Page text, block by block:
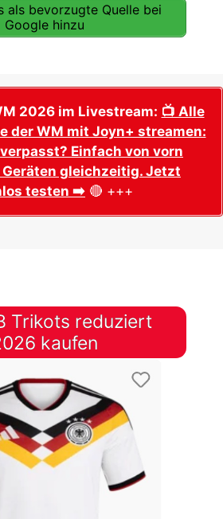
als bevorzugte Quelle bei
Google hinzu
2026 im Livestream: 📺 Alle
der WM mit Joyn+ streamen:
Einfach von vorn
gleichzeitig. Jetzt
testen ➡️ 🔴 +++
Trikots reduziert
kaufen